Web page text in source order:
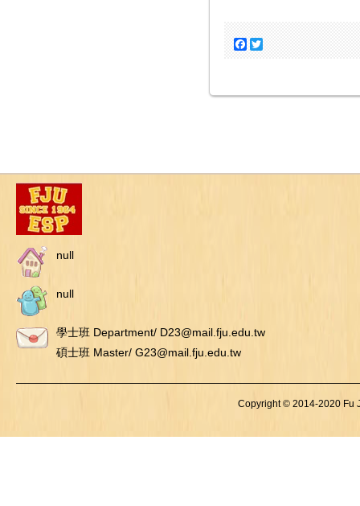
Facebook
null
null
學士班 Department/ D23@mail.fju.edu.tw
碩士班 Master/ G23@mail.fju.edu.tw
Copyright © 2014-2020 Fu